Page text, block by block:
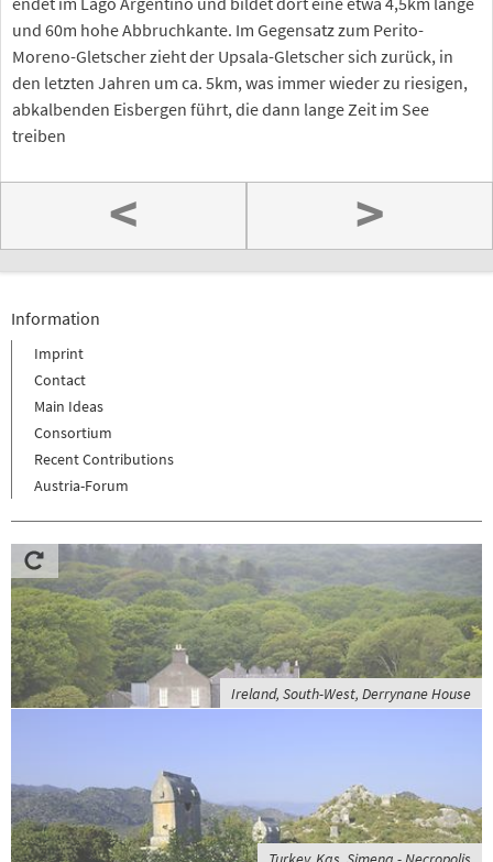
und 60m hohe Abbruchkante. Im Gegensatz zum Perito-
Moreno-Gletscher zieht der Upsala-Gletscher sich zurück, in
den letzten Jahren um ca. 5km, was immer wieder zu riesigen,
abkalbenden Eisbergen führt, die dann lange Zeit im See
treiben
< >
Information
Imprint
Contact
Main Ideas
Consortium
Recent Contributions
Austria-Forum
Ireland, South-West, Derrynane House